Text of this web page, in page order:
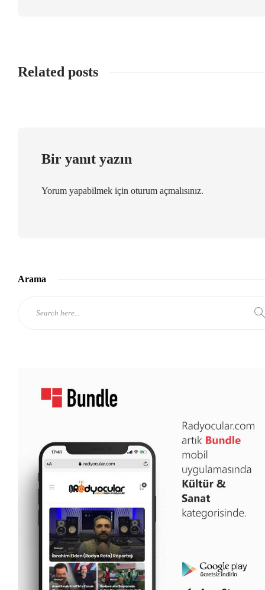
Related posts
Bir yanıt yazın
Yorum yapabilmek için oturum açmalısınız.
Arama